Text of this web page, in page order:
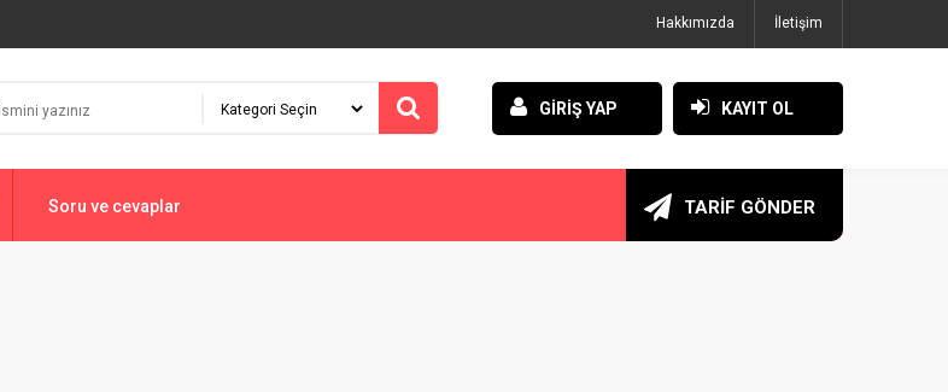
Hakkımızda İletişim
GİRİŞ YAP KAYIT OL
Soru ve cevaplar TARİF GÖNDER